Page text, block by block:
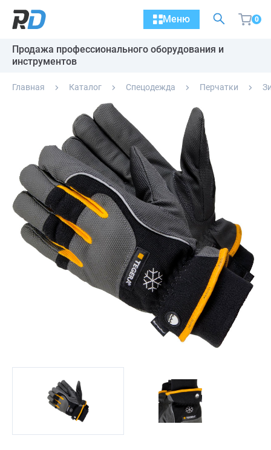
Меню 0
Продажа профессионального оборудования и
инструментов
Главная Каталог Спецодежда Перчатки